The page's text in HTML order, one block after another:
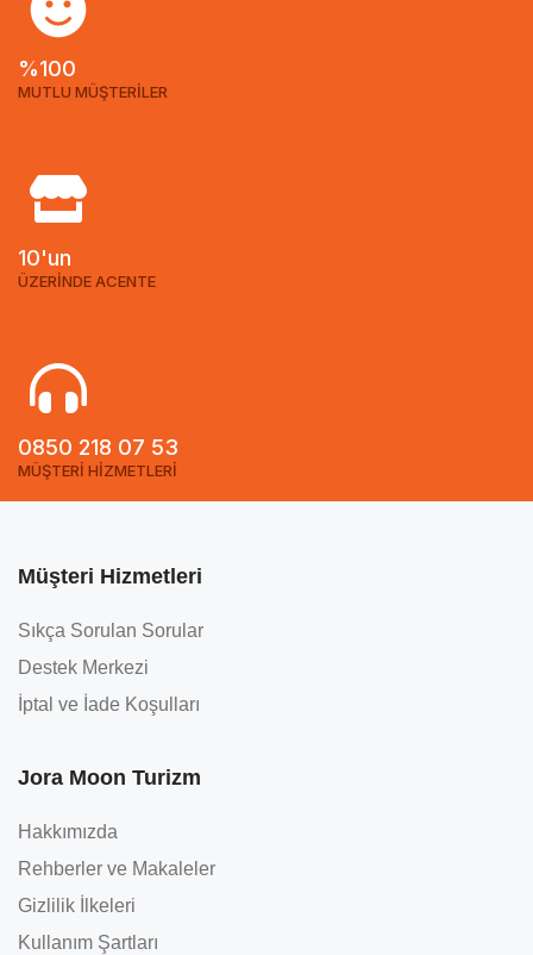
%100
MUTLU MÜŞTERİLER
10'un
ÜZERİNDE ACENTE
0850 218 07 53
MÜŞTERİ HİZMETLERİ
Müşteri Hizmetleri
Sıkça Sorulan Sorular
Destek Merkezi
İptal ve İade Koşulları
Jora Moon Turizm
Hakkımızda
Rehberler ve Makaleler
Gizlilik İlkeleri
Kullanım Şartları